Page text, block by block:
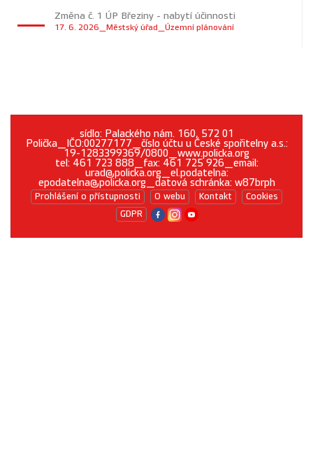
Změna č. 1 ÚP Březiny - nabytí účinnosti
17. 6. 2026_Městský úřad_Územní plánování
sídlo: Palackého nám. 160, 572 01
Polička_IČO:00277177_číslo účtu u České spořitelny a.s.:
19-1283399369/0800_www.policka.org
tel: 461 723 888_fax: 461 725 926_email:
urad@policka.org_el.podatelna:
epodatelna@policka.org_datová schránka: w87brph
Prohlášení o přístupnosti O webu Kontakt
Cookies
GDPR